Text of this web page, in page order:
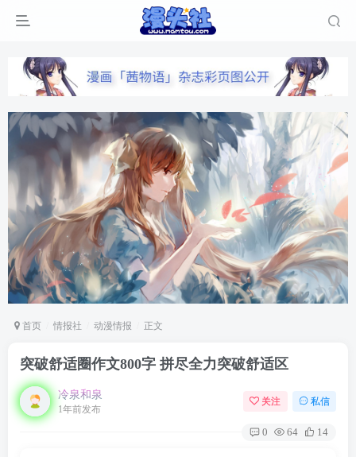
首页 情报社 动漫情报 正文
突破舒适圈作文800字 拼尽全力突破舒适区
冷泉和泉
1年前发布
关注 私信
0 64 14